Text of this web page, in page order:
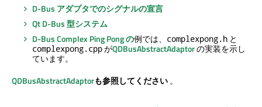
D-Bus アダプタでのシグナルの宣言
Qt D-Bus型システム
D-Bus Complex Ping Pong の例では、 complexpong.h と
complexpong.cppがQDBusAbstractAdaptorの実装を示し
ています。
QDBusAbstractAdaptorも参照してください。